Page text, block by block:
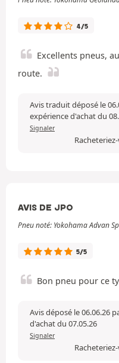
4/5
Excellents pneus,
route.
Avis traduit déposé le
expérience d'achat du
Signaler
AVIS DE JPO
Pneu noté: Yokohama Advan
5/5
Bon pneu pour ce
Avis déposé le 06.06.26
d'achat du 07.05.26
Signaler